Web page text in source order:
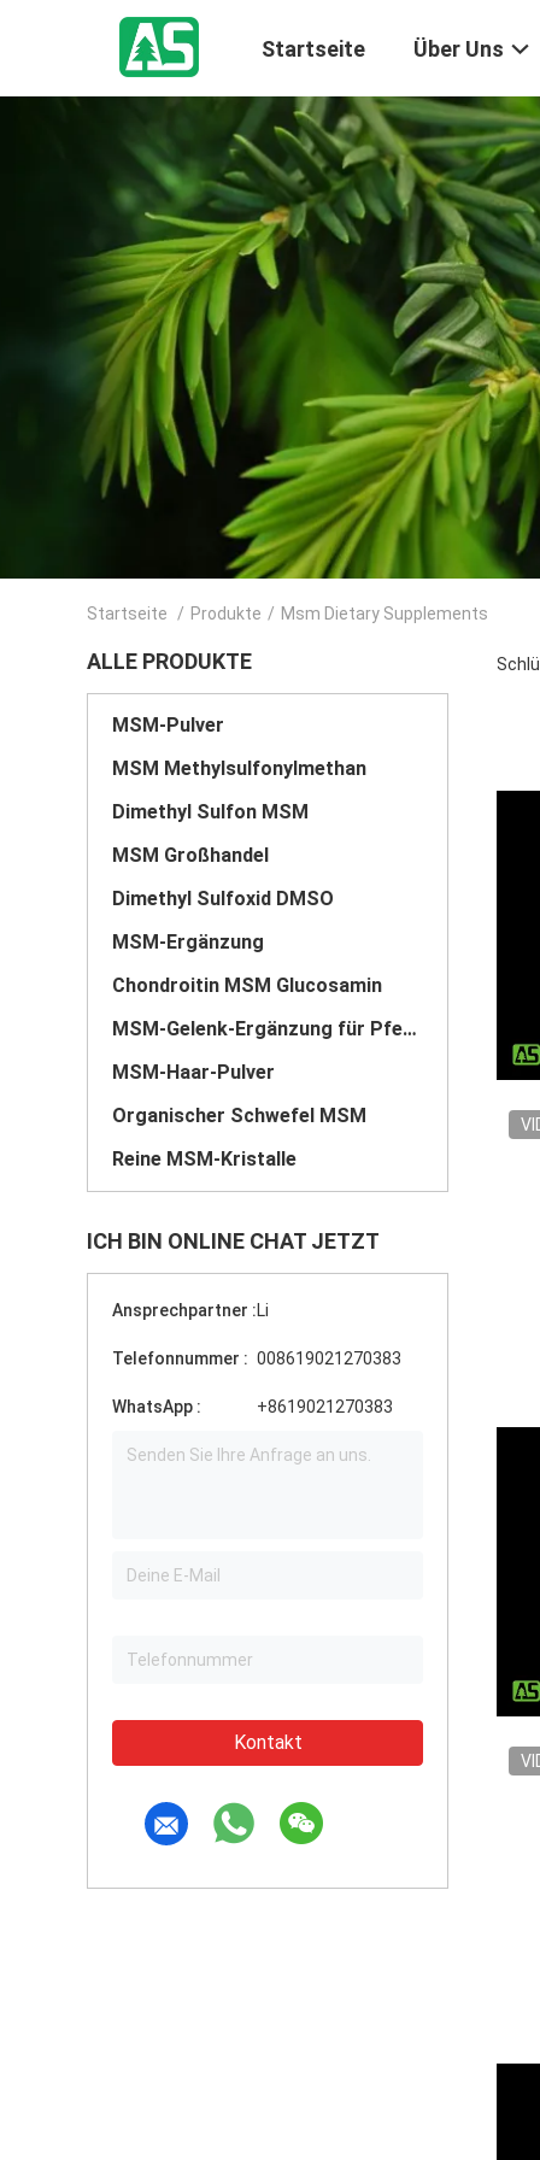
Startseite Über Uns
Startseite / Produkte / Msm Dietary Supplements
ALLE PRODUKTE
MSM-Pulver
MSM Methylsulfonylmethan
Dimethyl Sulfon MSM
MSM Großhandel
Dimethyl Sulfoxid DMSO
MSM-Ergänzung
Chondroitin MSM Glucosamin
MSM-Gelenk-Ergänzung für Pferde
MSM-Haar-Pulver
Organischer Schwefel MSM
Reine MSM-Kristalle
ICH BIN ONLINE CHAT JETZT
Ansprechpartner :Li
Telefonnummer : 008619021270383
WhatsApp : +8619021270383
Kontakt